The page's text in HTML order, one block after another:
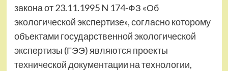
закона от 23.11.1995 N 174-ФЗ «Об
экологической экспертизе», согласно которому
объектами государственной экологической
экспертизы (ГЭЭ) являются проекты
технической документации на технологии,